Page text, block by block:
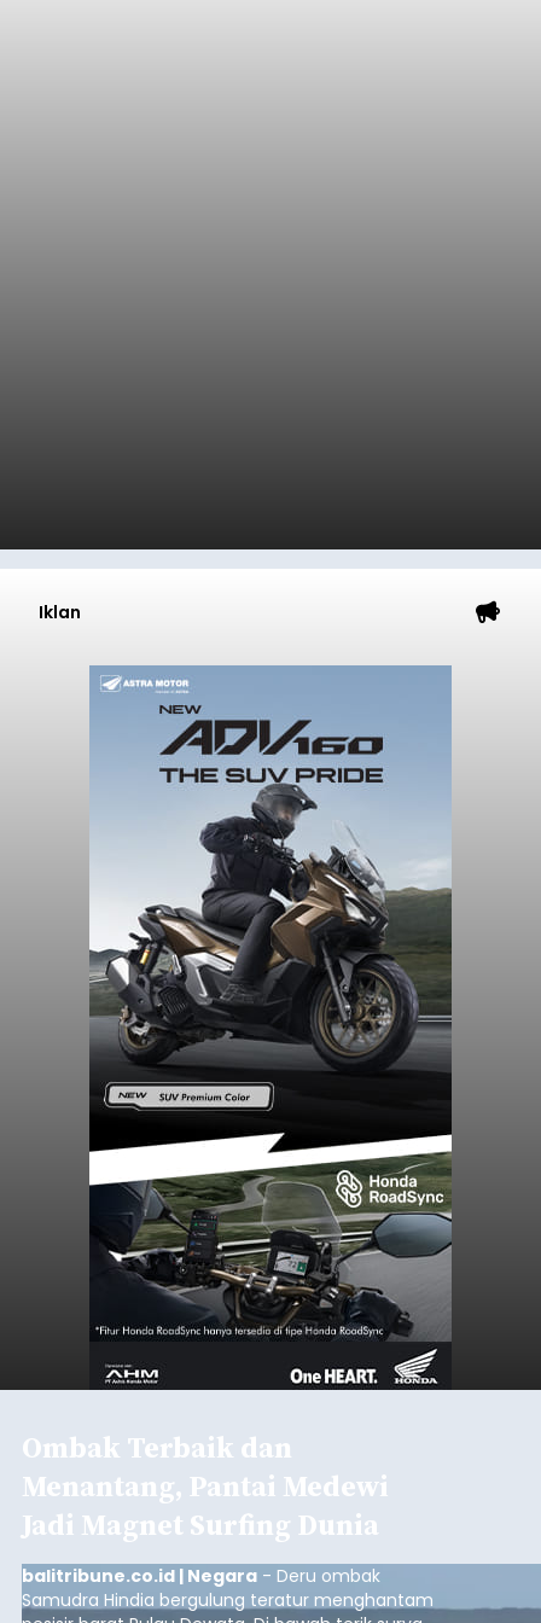
Iklan
Ombak Terbaik dan
Menantang, Pantai Medewi
Jadi Magnet Surfing Dunia
balitribune.co.id | Negara - Deru ombak
Samudra Hindia bergulung teratur menghantam